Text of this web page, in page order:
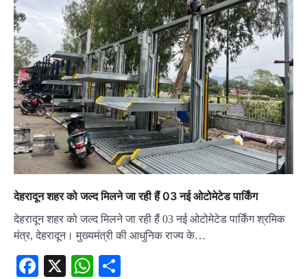
देहरादून शहर को जल्द मिलने जा रही हैं 03 नई ओटोमेटेड पार्किंग
देहरादून शहर को जल्द मिलने जा रही हैं 03 नई ओटोमेटेड पार्किंग श्रमिक
मंत्र, देहरादून। मुख्यमंत्री की आधुनिक राज्य के…
Facebook
X WhatsApp